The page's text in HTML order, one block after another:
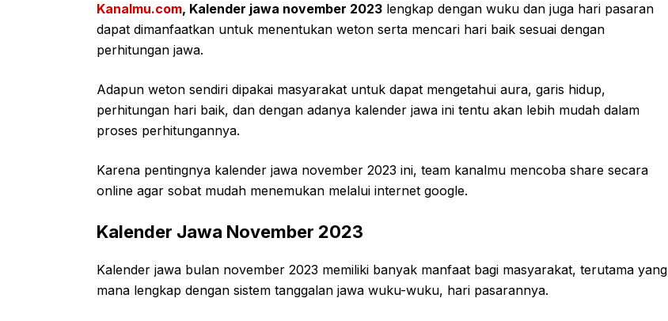
Kanalmu.com, Kalender jawa november 2023 lengkap dengan wuku dan juga hari pasaran
dapat dimanfaatkan untuk menentukan weton serta mencari hari baik sesuai dengan
perhitungan jawa.
Adapun weton sendiri dipakai masyarakat untuk dapat mengetahui aura, garis hidup,
perhitungan hari baik, dan dengan adanya kalender jawa ini tentu akan lebih mudah dalam
proses perhitungannya.
Karena pentingnya kalender jawa november 2023 ini, team kanalmu mencoba share secara
online agar sobat mudah menemukan melalui internet google.
Kalender Jawa November 2023
Kalender jawa bulan november 2023 memiliki banyak manfaat bagi masyarakat, terutama yang
mana lengkap dengan sistem tanggalan jawa wuku-wuku, hari pasarannya.